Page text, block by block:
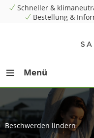
Schneller &
Bestellung &
Menü
Beschwerden lindern